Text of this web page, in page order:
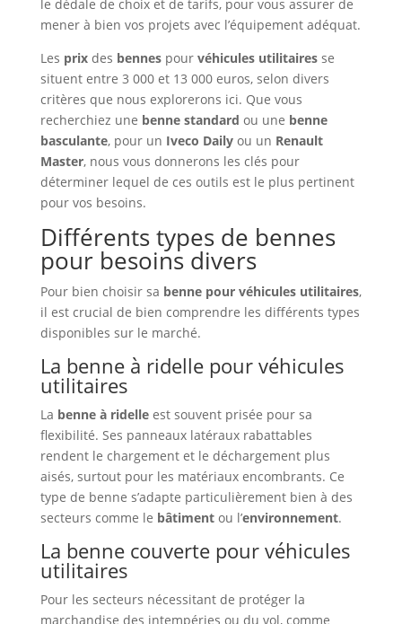
le dédale de choix et de tarifs, pour vous assurer de
mener à bien vos projets avec l’équipement adéquat.
Les prixdes bennespour véhicules utilitairesse
situent entre 3 000 et 13 000 euros, selon divers
critères que nous explorerons ici. Que vous
recherchiez une benne standard ou une benne
basculante, pour un Iveco Dailyou un Renault
Master, nous vous donnerons les clés pour
déterminer lequel de ces outils est le plus pertinent
pour vos besoins.
Différents types de bennes
pour besoins divers
Pour bien choisir sa benne pour véhicules utilitaires,
il est crucial de bien comprendre les différents types
disponibles sur le marché.
La benne à ridelle pour véhicules
utilitaires
La benne à ridelleest souvent prisée pour sa
flexibilité. Ses panneaux latéraux rabattables
rendent le chargement et le déchargement plus
aisés, surtout pour les matériaux encombrants. Ce
type de benne s’adapte particulièrement bien à des
secteurs comme le bâtimentou l’environnement.
La benne couverte pour véhicules
utilitaires
Pour les secteurs nécessitant de protéger la
marchandise des intempéries ou du vol, comme